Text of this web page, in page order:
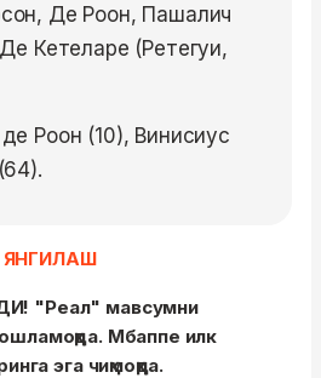
Де Роон, Пашалич
Кетеларе (Ретегуи,
де Роон (10), Винисиус
ЯНГИЛАШ
"Реал" мавсумни
Мбаппе илк
эга чиқмоқда.